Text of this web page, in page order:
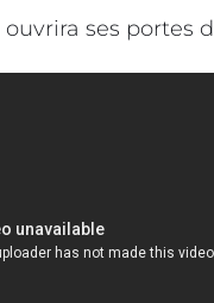
ouvrira ses portes